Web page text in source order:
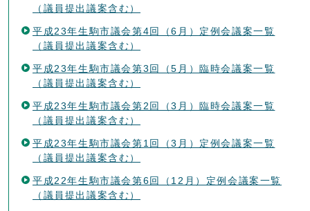
（議員提出議案含む）
平成23年生駒市議会第4回（6月）定例会議案一覧
（議員提出議案含む）
平成23年生駒市議会第3回（5月）臨時会議案一覧
（議員提出議案含む）
平成23年生駒市議会第2回（3月）臨時会議案一覧
（議員提出議案含む）
平成23年生駒市議会第1回（3月）定例会議案一覧
（議員提出議案含む）
平成22年生駒市議会第6回（12月）定例会議案一覧
（議員提出議案含む）